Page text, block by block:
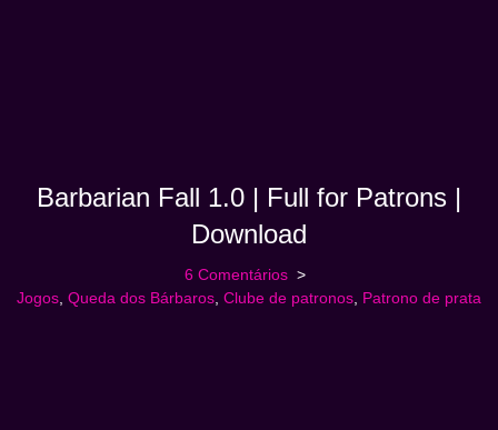
Barbarian Fall 1.0 | Full for Patrons |
Download
6 Comentários
Jogos, Queda dos Bárbaros, Clube de patronos, Patrono de prata